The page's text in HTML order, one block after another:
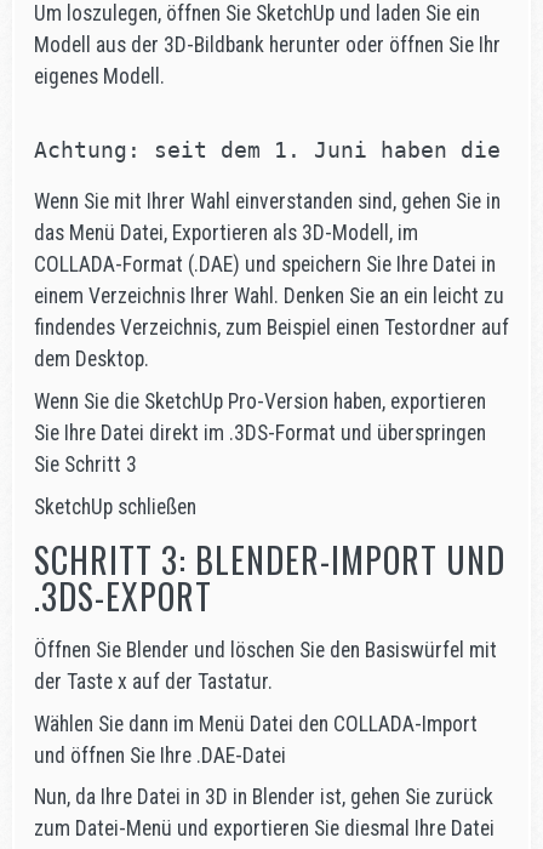
Um loszulegen, öffnen Sie SketchUp und laden Sie ein
Modell aus der 3D-Bildbank herunter oder öffnen Sie Ihr
eigenes Modell.
Achtung: seit dem 1. Juni haben die
Wenn Sie mit Ihrer Wahl einverstanden sind, gehen Sie in
das Menü Datei, Exportieren als 3D-Modell, im
COLLADA-Format (.DAE) und speichern Sie Ihre Datei in
einem Verzeichnis Ihrer Wahl. Denken Sie an ein leicht zu
findendes Verzeichnis, zum Beispiel einen Testordner auf
dem Desktop.
Wenn Sie die SketchUp Pro-Version haben, exportieren
Sie Ihre Datei direkt im .3DS-Format und überspringen
Sie Schritt 3
SketchUp schließen
SCHRITT 3: BLENDER-IMPORT UND
.3DS-EXPORT
Öffnen Sie Blender und löschen Sie den Basiswürfel mit
der Taste x auf der Tastatur.
Wählen Sie dann im Menü Datei den COLLADA-Import
und öffnen Sie Ihre .DAE-Datei
Nun, da Ihre Datei in 3D in Blender ist, gehen Sie zurück
zum Datei-Menü und exportieren Sie diesmal Ihre Datei